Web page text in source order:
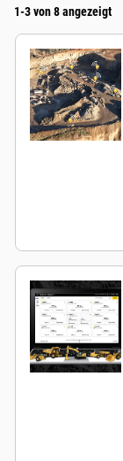
1-3 von 8 angezeigt